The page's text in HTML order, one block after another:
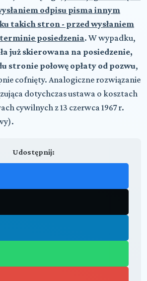
odpisu pisma innym
takich stron - przed wysłaniem
posiedzenia. W wypadku,
już skierowana na posiedzenie,
stronie połowę opłaty od pozwu,
cofnięty. Analogiczne rozwiązanie
dotychczas ustawa o kosztach
cywilnych z 13 czerwca 1967 r.
Udostępnij: